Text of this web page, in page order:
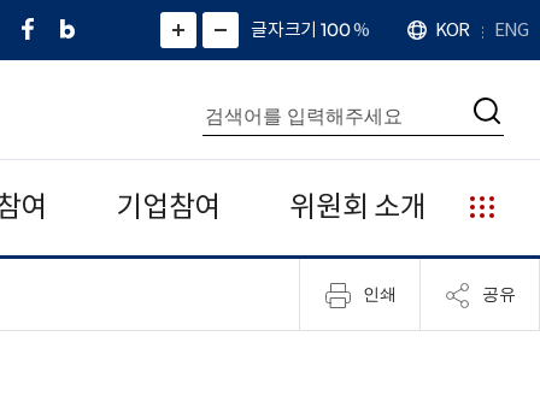
페
네
그
)
화
면
면
소
확
대
치
글자크기 100%
언
어
KOR ENG
통
합
검
색
검
여 기업참여 위원회 소개
누
리
집
안
인쇄 공유